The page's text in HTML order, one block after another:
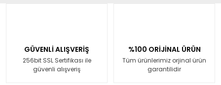
GÜVENLİ ALIŞVERİŞ
256bit SSL Sertifikası ile
güvenli alışveriş
%100 ORİJİNAL ÜRÜN
Tüm ürünlerimiz orjinal ürün
garantilidir